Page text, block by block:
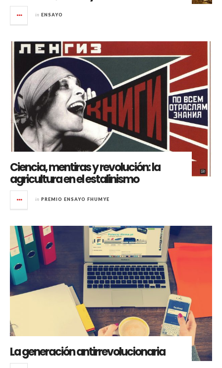
in ENSAYO
Ciencia, mentiras y revolución: la
agricultura en el estalinismo
in PREMIO ENSAYO FHUMYE
La generación antirrevolucionaria